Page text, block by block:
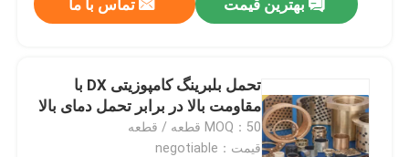
بهترین قیمت تماس با ما
تحمل بلبرینگ کامپوزیتی DX با
مقاومت بالا در برابر تحمل دمای بالا
MOQ：50 قطعه / قطعه
قیمت：negotiable